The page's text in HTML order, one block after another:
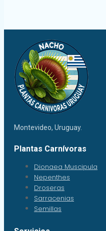
Montevideo, Uruguay.
Plantas Carnívoras
Dionaea Muscipula
Nepenthes
Droseras
Sarracenias
Semillas